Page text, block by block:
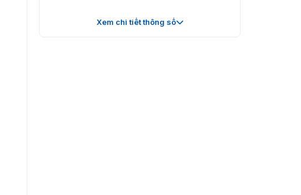
Năng LượngXem chi tiết thông số